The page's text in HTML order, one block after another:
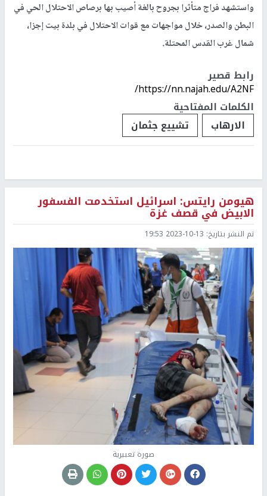
واستشهد فراج متأثرا بجروح بالغة أصيب بها برصاص الاحتلال الحي في
البطن والصدر، خلال مواجهات مع قوات الاحتلال في بلدة بيت إجزا،
شمال غرب القدس المحتلة.
رابط قصير
https://nn.najah.edu/A2NF/
الكلمات المفتاحية
الارهاب
تشييع جثمان
هيومن رايتس: اسرائيل استخدمت الفسفور
الابيض في قصف غزة
تم النشر بتاريخ: 2023-10-13 19:53
صورة تعبيرية